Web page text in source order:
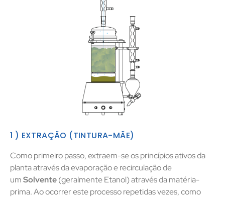
1 ) EXTRAÇÃO (TINTURA-MÃE)
Como primeiro passo, extraem-se os princípios ativos da
planta através da evaporação e recirculação de
umSolvente(geralmente Etanol) através da matéria-
prima. Ao ocorrer este processo repetidas vezes, como